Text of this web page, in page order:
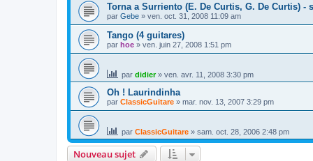
Torna a Surriento (E. De Curtis, G. De Curtis) -
par Gebe » ven. oct. 31, 2008 11:09 am
Tango (4 guitares)
par hoe » ven. juin 27, 2008 1:51 pm
par didier» ven. avr. 11, 2008 3:30 pm
Oh ! Laurindinha
par ClassicGuitare » mar. nov. 13, 2007 3:29 pm
par ClassicGuitare » sam. oct. 28, 2006 2:48 pm
Nouveau sujet